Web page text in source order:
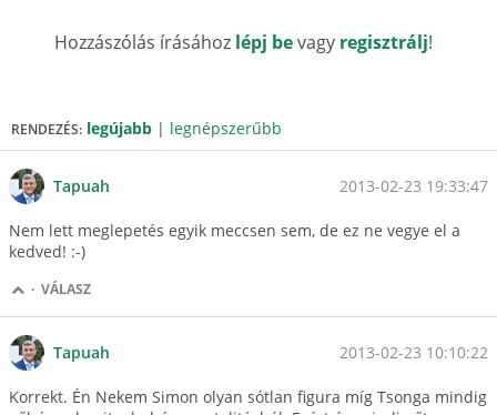
Hozzászólás írásához lépj bevagy regisztrálj!
RENDEZÉS: legújabb | legnépszerűbb
Tapuah 2013-02-23 19:33:47
Nem lett meglepetés egyik meccsen sem, de ez ne vegye el a
kedved! :-)
· VÁLASZ
Tapuah 2013-02-23 10:10:22
Korrekt. Én Nekem Simon olyan sótlan figura míg Tsonga mindig